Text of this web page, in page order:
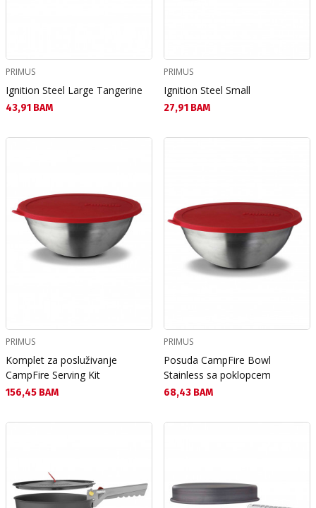
PRIMUS
Ignition Steel Large Tangerine
Текуща цена:
43,91 BAM
PRIMUS
Ignition Steel Small
Текуща цена:
27,91 BAM
PRIMUS
Komplet za posluživanje
CampFire Serving Kit
Текуща цена:
156,45 BAM
PRIMUS
Posuda CampFire Bowl
Stainless sa poklopcem
Текуща цена:
68,43 BAM